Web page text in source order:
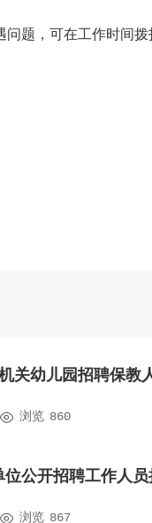
问题，可在工作时间
关幼儿园招聘保教
 浏览 860
公开招聘工作人员
 浏览 867